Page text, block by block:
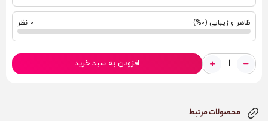
ظاهر و زیبایی (0%) 0 نظر
افزودن به سبد خرید
محصولات مرتبط